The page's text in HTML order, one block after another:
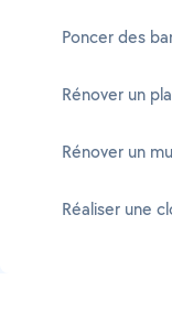
Poncer des
Rénover un
Rénover un
Réaliser une